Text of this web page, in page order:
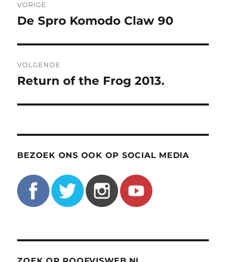
navigatie
VORIGE
Vorig
De Spro Komodo Claw 90
VOLGENDE
Volgend
Return of the Frog 2013.
BEZOEK ONS OOK OP SOCIAL MEDIA